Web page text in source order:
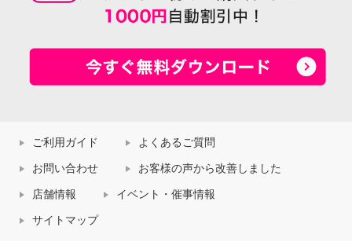
ご利用ガイド よくあるご質問
お問い合わせ お客様の声から改善しました
店舗情報 イベント・催事情報
サイトマップ